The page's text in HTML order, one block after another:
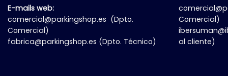
E-mails web:
comercial@parkingshop.es (Dpto.
Comercial)
fabrica@parkingshop.es (Dpto. Técnico)
Comercial)
al cliente)